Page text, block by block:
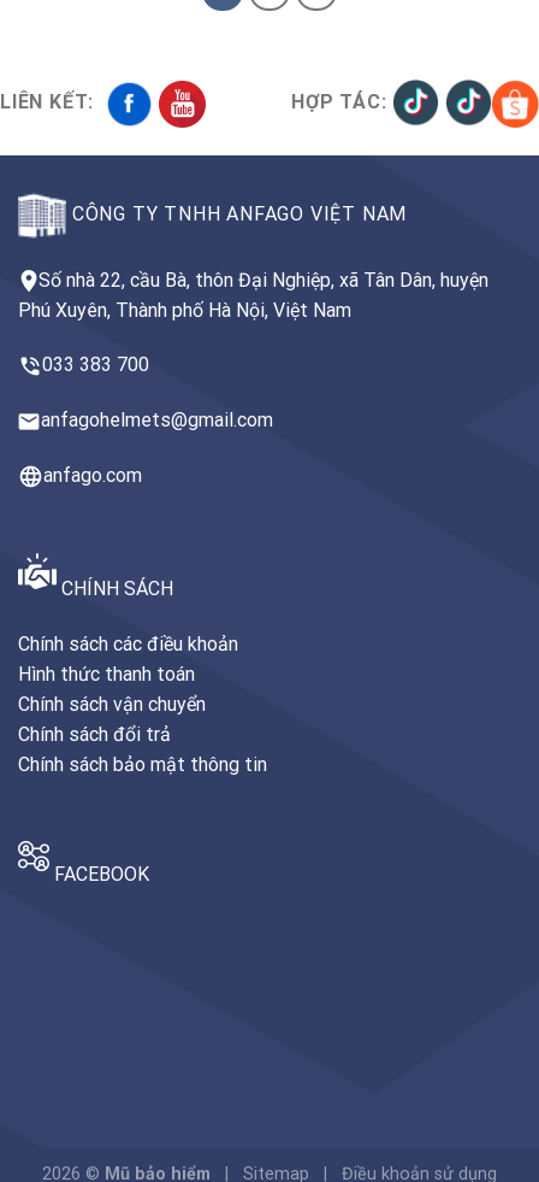
LIÊN KẾT: HỢP TÁC:
CÔNG TY TNHH ANFAGO VIỆT NAM
Số nhà 22, cầu Bà, thôn Đại Nghiệp, xã Tân Dân, huyện
Phú Xuyên, Thành phố Hà Nội, Việt Nam
033 383 700
anfagohelmets@gmail.com
anfago.com
CHÍNH SÁCH
Chính sách các điều khoản
Hình thức thanh toán
Chính sách vận chuyển
Chính sách đổi trả
Chính sách bảo mật thông tin
FACEBOOK
2026 © Mũ bảo hiểm | Sitemap | Điều khoản sử dụng